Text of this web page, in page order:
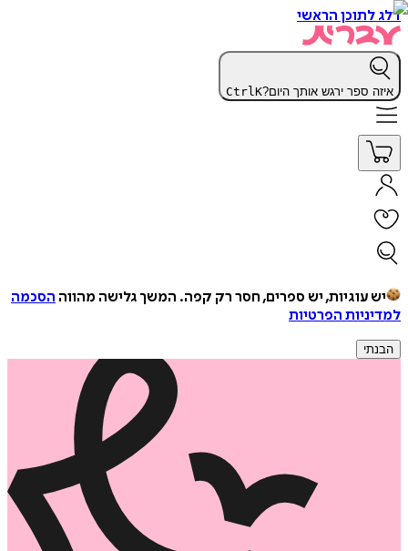
דלג לתוכן הראשי
איזה ספר ירגש אותך היום? CtrlK
יש עוגיות, יש ספרים, חסר רק קפה. המשך גלישה מהווה הסכמה
למדיניות הפרטיות
הבנתי